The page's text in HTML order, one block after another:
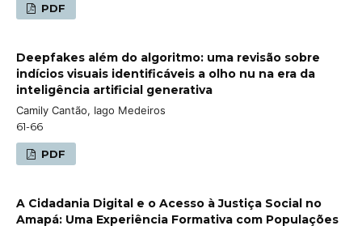
PDF
Deepfakes além do algoritmo: uma revisão sobre
indícios visuais identificáveis a olho nu na era da
inteligência artificial generativa
Camily Cantão, Iago Medeiros
61-66
PDF
A Cidadania Digital e o Acesso à Justiça Social no
Amapá: Uma Experiência Formativa com Populações